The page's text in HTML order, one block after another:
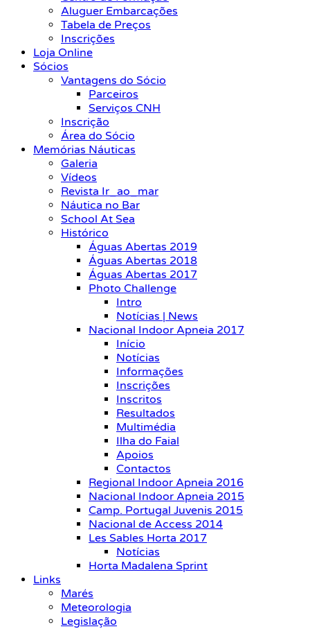
Aluguer Embarcações
Tabela de Preços
Inscrições
Loja Online
Sócios
Vantagens do Sócio
Parceiros
Serviços CNH
Inscrição
Área do Sócio
Memórias Náuticas
Galeria
Vídeos
Revista Ir_ao_mar
Náutica no Bar
School At Sea
Histórico
Águas Abertas 2019
Águas Abertas 2018
Águas Abertas 2017
Photo Challenge
Intro
Notícias | News
Nacional Indoor Apneia 2017
Início
Notícias
Informações
Inscrições
Inscritos
Resultados
Multimédia
Ilha do Faial
Apoios
Contactos
Regional Indoor Apneia 2016
Nacional Indoor Apneia 2015
Camp. Portugal Juvenis 2015
Nacional de Access 2014
Les Sables Horta 2017
Notícias
Horta Madalena Sprint
Links
Marés
Meteorologia
Legislação